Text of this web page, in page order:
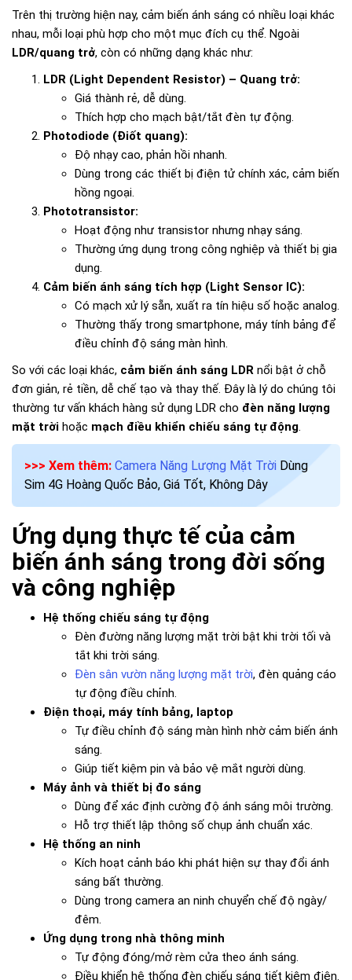
Trên thị trường hiện nay, cảm biến ánh sáng có nhiều loại khác
nhau, mỗi loại phù hợp cho một mục đích cụ thể. Ngoài
LDR/quang trở, còn có những dạng khác như:
LDR (Light Dependent Resistor) – Quang trở:
Giá thành rẻ, dễ dùng.
Thích hợp cho mạch bật/tắt đèn tự động.
Photodiode (Điốt quang):
Độ nhạy cao, phản hồi nhanh.
Dùng trong các thiết bị điện tử chính xác, cảm biến
hồng ngoại.
Phototransistor:
Hoạt động như transistor nhưng nhạy sáng.
Thường ứng dụng trong công nghiệp và thiết bị gia
dụng.
Cảm biến ánh sáng tích hợp (Light Sensor IC):
Có mạch xử lý sẵn, xuất ra tín hiệu số hoặc analog.
Thường thấy trong smartphone, máy tính bảng để
điều chỉnh độ sáng màn hình.
So với các loại khác, cảm biến ánh sáng LDR nổi bật ở chỗ
đơn giản, rẻ tiền, dễ chế tạo và thay thế. Đây là lý do chúng tôi
thường tư vấn khách hàng sử dụng LDR cho đèn năng lượng
mặt trời hoặc mạch điều khiển chiếu sáng tự động.
>>> Xem thêm: Camera Năng Lượng Mặt Trời Dùng
Sim 4G Hoàng Quốc Bảo, Giá Tốt, Không Dây
Ứng dụng thực tế của cảm
biến ánh sáng trong đời sống
và công nghiệp
Hệ thống chiếu sáng tự động
Đèn đường năng lượng mặt trời bật khi trời tối và
tắt khi trời sáng.
Đèn sân vườn năng lượng mặt trời, đèn quảng cáo
tự động điều chỉnh.
Điện thoại, máy tính bảng, laptop
Tự điều chỉnh độ sáng màn hình nhờ cảm biến ánh
sáng.
Giúp tiết kiệm pin và bảo vệ mắt người dùng.
Máy ảnh và thiết bị đo sáng
Dùng để xác định cường độ ánh sáng môi trường.
Hỗ trợ thiết lập thông số chụp ảnh chuẩn xác.
Hệ thống an ninh
Kích hoạt cảnh báo khi phát hiện sự thay đổi ánh
sáng bất thường.
Dùng trong camera an ninh chuyển chế độ ngày/
đêm.
Ứng dụng trong nhà thông minh
Tự động đóng/mở rèm cửa theo ánh sáng.
Điều khiển hệ thống đèn chiếu sáng tiết kiệm điện.